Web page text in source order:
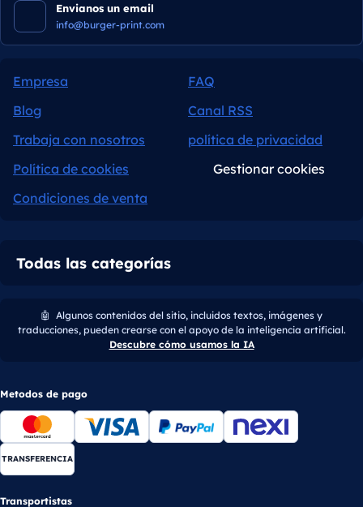
Envianos un email
info@burger-print.com
Empresa
FAQ
Blog
Canal RSS
Trabaja con nosotros
política de privacidad
Política de cookies
Gestionar cookies
Condiciones de venta
Todas las categorías
🤖 Algunos contenidos del sitio, incluidos textos, imágenes y
traducciones, pueden crearse con el apoyo de la inteligencia artificial.
Descubre cómo usamos la IA
Metodos de pago
TRANSFERENCIA
Transportistas